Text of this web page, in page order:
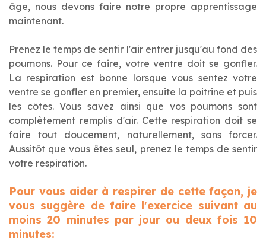
âge, nous devons faire notre propre apprentissage
maintenant.
Prenez le temps de sentir l'air entrer jusqu'au fond des
poumons. Pour ce faire, votre ventre doit se gonfler.
La respiration est bonne lorsque vous sentez votre
ventre se gonfler en premier, ensuite la poitrine et puis
les côtes. Vous savez ainsi que vos poumons sont
complètement remplis d'air. Cette respiration doit se
faire tout doucement, naturellement, sans forcer.
Aussitôt que vous êtes seul, prenez le temps de sentir
votre respiration.
Pour vous aider à respirer de cette façon, je
vous suggère de faire l'exercice suivant au
moins 20 minutes par jour ou deux fois 10
minutes: